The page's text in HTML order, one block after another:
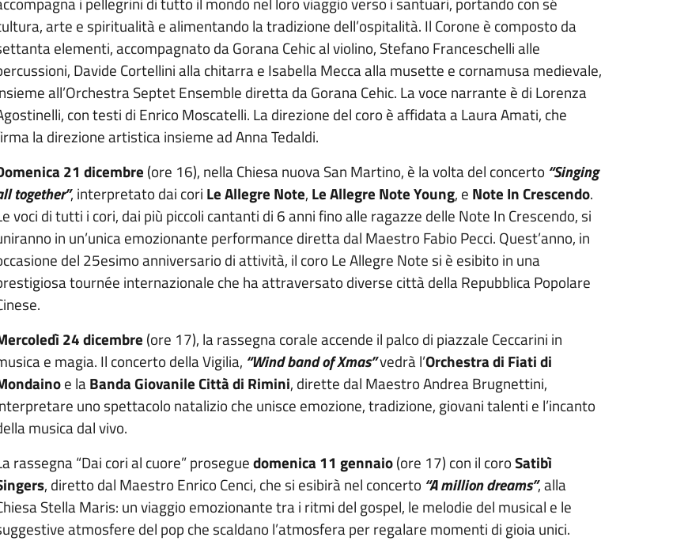
arte e spiritualità e alimentando la tradizione dell’ospitalità. Il Corone è composto da
elementi, accompagnato da Gorana Cehic al violino, Stefano Franceschelli alle
Davide Cortellini alla chitarra e Isabella Mecca alla musette e cornamusa medievale,
all’Orchestra Septet Ensemble diretta da Gorana Cehic. La voce narrante è di Lorenza
con testi di Enrico Moscatelli. La direzione del coro è affidata a Laura Amati, che
la direzione artistica insieme ad Anna Tedaldi.
21 dicembre (ore 16), nella Chiesa nuova San Martino, è la volta del concerto “Singing
together”, interpretato dai cori Le Allegre Note, Le Allegre Note Young, e Note In Crescendo.
voci di tutti i cori, dai più piccoli cantanti di 6 anni fino alle ragazze delle Note In Crescendo, si
in un’unica emozionante performance diretta dal Maestro Fabio Pecci. Quest’anno, in
del 25esimo anniversario di attività, il coro Le Allegre Note si è esibito in una
tournée internazionale che ha attraversato diverse città della Repubblica Popolare
24 dicembre (ore 17), la rassegna corale accende il palco di piazzale Ceccarini in
e magia. Il concerto della Vigilia, “Wind band of Xmas”vedrà l’Orchestra di Fiati di
e laBanda Giovanile Città di Rimini, dirette dal Maestro Andrea Brugnettini,
uno spettacolo natalizio che unisce emozione, tradizione, giovani talenti e l’incanto
musica dal vivo.
rassegna “Dai cori al cuore” proseguedomenica 11 gennaio(ore 17) con il coroSatibì
, diretto dal Maestro Enrico Cenci, che si esibirà nel concerto “A million dreams”, alla
Stella Maris: un viaggio emozionante tra i ritmi del gospel, le melodie del musical e le
atmosfere del pop che scaldano l’atmosfera per regalare momenti di gioia unici.